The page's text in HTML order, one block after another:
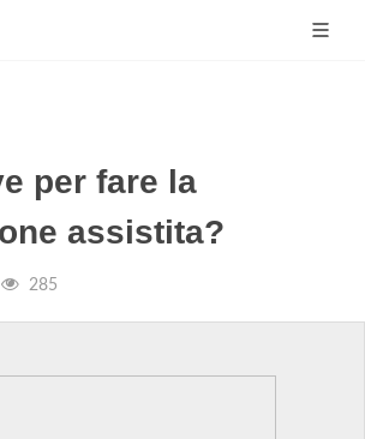
per fare la
assistita?
285